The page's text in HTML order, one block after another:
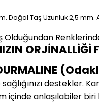
Doğal Taş Uzunluk 2,5 mm.
ORJİNALLİĞİ
destekler.
anlaşılabiler biri